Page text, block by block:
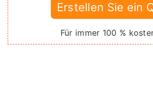
Erstellen Sie ein
Für immer 100 %